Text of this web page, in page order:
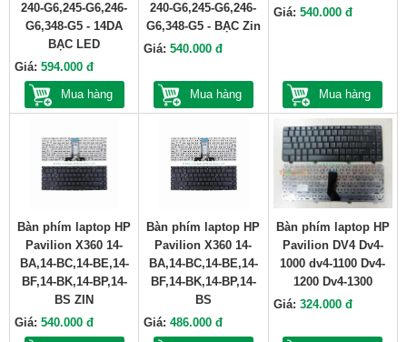
240-G6,245-G6,246-
G6,348-G5 - 14DA
BẠC LED
Giá: 594.000 đ
Mua hàng
240-G6,245-G6,246-
G6,348-G5 - BẠC Zin
Giá:540.000 đ
Mua hàng
Giá: 540.000 đ
Mua hàng
Bàn phím laptop HP
Pavilion X360 14-
BA,14-BC,14-BE,14-
BF,14-BK,14-BP,14-
BS ZIN
Giá: 540.000 đ
Bàn phím laptop HP
Pavilion X360 14-
BA,14-BC,14-BE,14-
BF,14-BK,14-BP,14-
BS
Giá:486.000 đ
Bàn phím laptop HP
Pavilion DV4 Dv4-
1000 dv4-1100 Dv4-
1200 Dv4-1300
Giá: 324.000 đ